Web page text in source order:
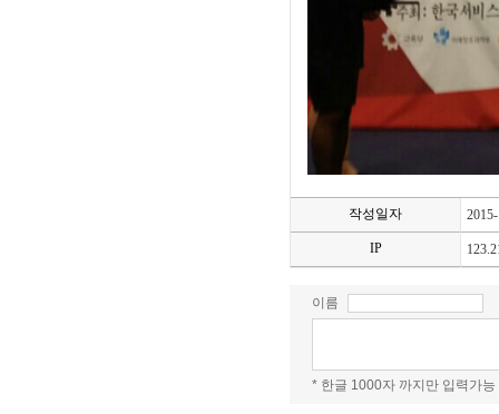
작성일자
IP
이름
* 한글 1000자 까지만 입력가